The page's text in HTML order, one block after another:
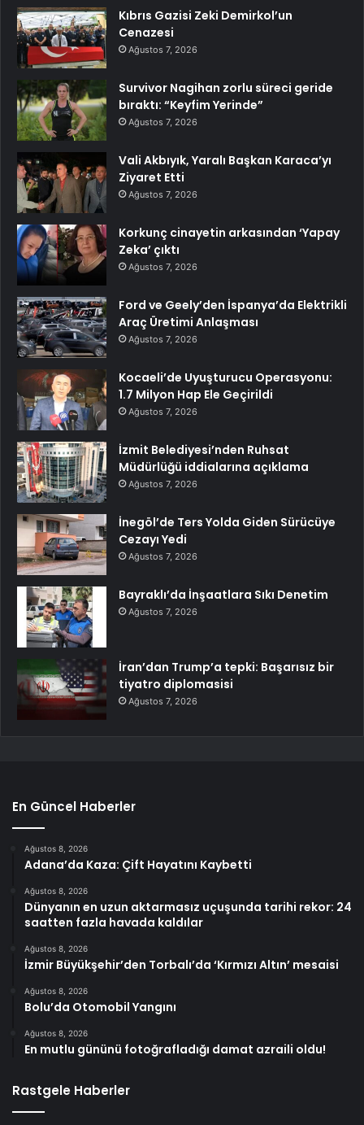
Kıbrıs Gazisi Zeki Demirkol’un
Cenazesi
Ağustos 7, 2026
Survivor Nagihan zorlu süreci geride
bıraktı: “Keyfim Yerinde”
Ağustos 7, 2026
Vali Akbıyık, Yaralı Başkan Karaca’yı
Ziyaret Etti
Ağustos 7, 2026
Korkunç cinayetin arkasından ‘Yapay
Zeka’ çıktı
Ağustos 7, 2026
Ford ve Geely’den İspanya’da Elektrikli
Araç Üretimi Anlaşması
Ağustos 7, 2026
Kocaeli’de Uyuşturucu Operasyonu:
1.7 Milyon Hap Ele Geçirildi
Ağustos 7, 2026
İzmit Belediyesi’nden Ruhsat
Müdürlüğü iddialarına açıklama
Ağustos 7, 2026
İnegöl’de Ters Yolda Giden Sürücüye
Cezayı Yedi
Ağustos 7, 2026
Bayraklı’da İnşaatlara Sıkı Denetim
Ağustos 7, 2026
İran’dan Trump’a tepki: Başarısız bir
tiyatro diplomasisi
Ağustos 7, 2026
En Güncel Haberler
Ağustos 8, 2026
Adana’da Kaza: Çift Hayatını Kaybetti
Ağustos 8, 2026
Dünyanın en uzun aktarmasız uçuşunda tarihi rekor: 24
saatten fazla havada kaldılar
Ağustos 8, 2026
İzmir Büyükşehir’den Torbalı’da ‘Kırmızı Altın’ mesaisi
Ağustos 8, 2026
Bolu’da Otomobil Yangını
Ağustos 8, 2026
En mutlu gününü fotoğrafladığı damat azraili oldu!
Rastgele Haberler